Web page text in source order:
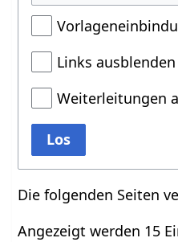
Links ausblenden
Weiterleitungen
Los
Die folgenden Seiten
Angezeigt werden 15